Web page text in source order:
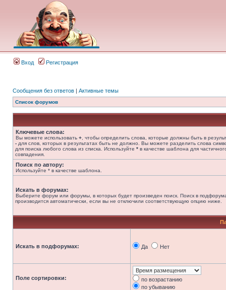
Вход Регистрация
Сообщения без ответов | Активные темы
Список форумов
Ключевые слова:
Вы можете использовать + , чтобы определить слова, которые должны быть в
- для слов, которых в результатах быть не должно. Вы можете разделить слова
для поиска любого слова из списка. Используйте * в качестве шаблона для
совпадения.
Поиск по автору:
Используйте * в качестве шаблона.
Искать в форумах:
Выберите форум или форумы, в которых будет произведен поиск. Поиск в
производится автоматически, если вы не отключили соответствующую опцию ниже.
Искать в подфорумах: Да Нет
Поле сортировки:
по возрастанию
по убыванию